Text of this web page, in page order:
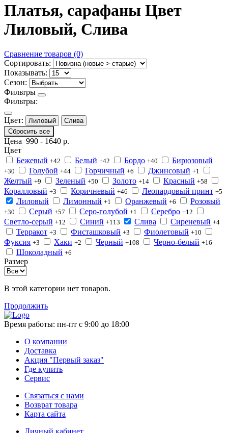
Платья, сарафаны Цвет
Лиловый, Слива
Сравнение товаров (0)
Сортировать:
Показывать:
Сезон:
Фильтры
Фильтры:
Цвет: Лиловый
Слива
Сбросить все
Цена 990 - 1640 р.
Цвет
Бежевый +42 Белый +42 Бордо +40 Бирюзовый
+30 Голубой +44 Горчичный +6 Джинсовый +1
Желтый +9 Зеленый +50 Золото +14 Красный +58
Коралловый +3 Коричневый +46 Леопардовый принт +5
Лиловый Лимонный +1 Оранжевый +6 Розовый
+30 Серый +57 Серо-голубой +1 Серебро +12
Светло-серый +12 Синий +113 Слива Сиреневый +4
Терракот +3 Фисташковый +3 Фиолетовый +10
Фуксия +3 Хаки +2 Черный +108 Черно-белый +16
Шоколадный +6
Размер
В этой категории нет товаров.
Продолжить
Время работы: пн-пт с 9:00 до 18:00
О компании
Доставка
Акция "Первый заказ"
Где купить
Сервис
Связаться с нами
Возврат товара
Карта сайта